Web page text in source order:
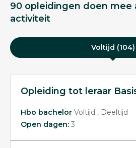
90 opleidingen doen mee
activiteit
Voltijd (104)
Opleiding tot leraar
Hbo bachelor Voltijd
Deeltijd
Open dagen: 3